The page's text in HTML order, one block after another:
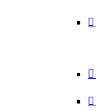


